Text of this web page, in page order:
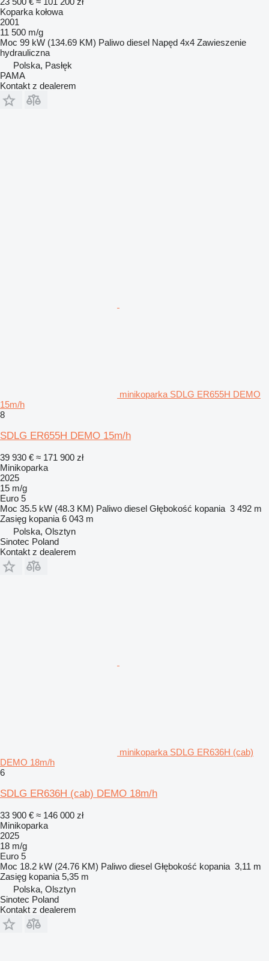
Koparka kołowa
2001
11 500 m/g
Moc 99 kW (134.69 KM) Paliwo diesel Napęd 4x4 Zawieszenie
hydrauliczna
Polska, Pasłęk
PAMA
Kontakt z dealerem
minikoparka SDLG ER655H DEMO
15m/h
8
SDLG ER655H DEMO 15m/h
39 930 € ≈ 171 900 zł
Minikoparka
2025
15 m/g
Euro 5
Moc 35.5 kW (48.3 KM) Paliwo diesel Głębokość kopania 3 492 m
Zasięg kopania 6 043 m
Polska, Olsztyn
Sinotec Poland
Kontakt z dealerem
minikoparka SDLG ER636H (cab)
DEMO 18m/h
6
SDLG ER636H (cab) DEMO 18m/h
33 900 € ≈ 146 000 zł
Minikoparka
2025
18 m/g
Euro 5
Moc 18.2 kW (24.76 KM) Paliwo diesel Głębokość kopania 3,11 m
Zasięg kopania 5,35 m
Polska, Olsztyn
Sinotec Poland
Kontakt z dealerem